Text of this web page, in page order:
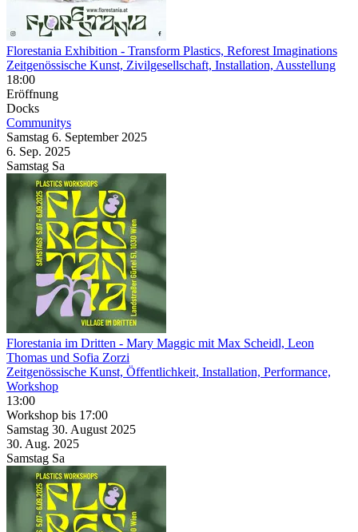
Florestania Exhibition - Transform Plastics, Reforest Imaginations
Zeitgenössische Kunst, Zivilgesellschaft, Installation, Ausstellung
18:00
Eröffnung
Docks
Communitys
Samstag 6. September 2025
6. Sep. 2025
Samstag Sa
Florestania im Dritten - Mary Maggic mit Max Scheidl, Leon
Thomas und Sofia Zorzi
Zeitgenössische Kunst, Öffentlichkeit, Installation, Performance,
Workshop
13:00
Workshop bis 17:00
Samstag 30. August 2025
30. Aug. 2025
Samstag Sa